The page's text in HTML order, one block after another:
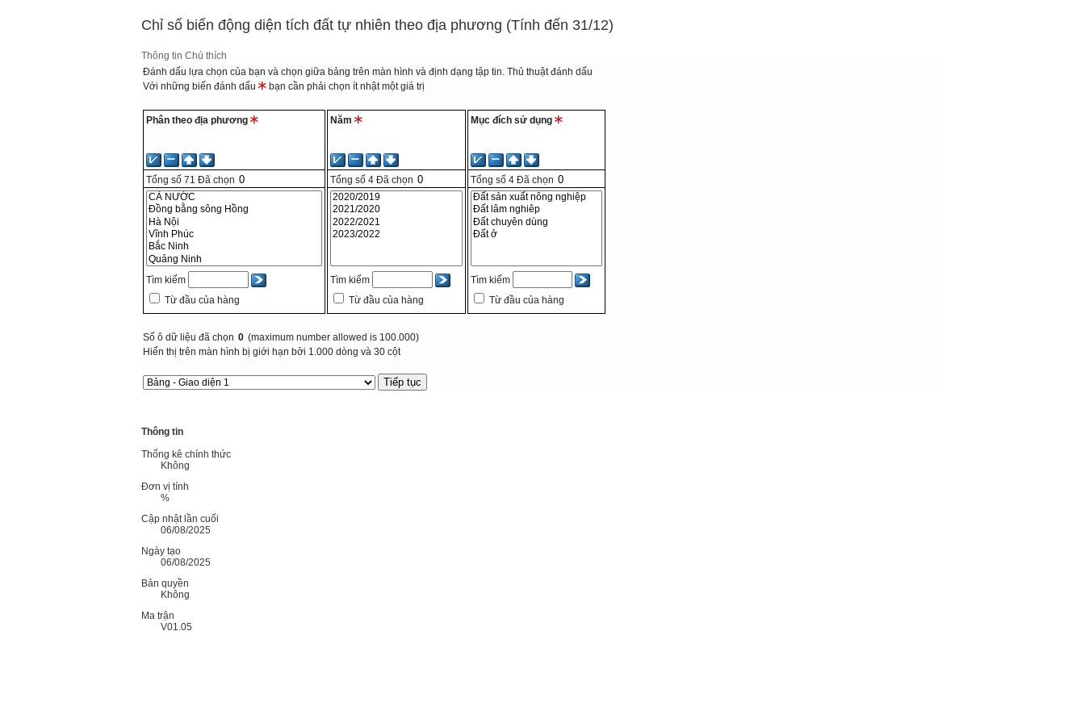
Chỉ số biến động diện tích đất tự nhiên theo địa phương (Tính đến 31/12)
Thông tin Chú thích
Đánh dấu lựa chọn của bạn và chọn giữa bảng trên màn hình và định dạng tập tin.Thủ thuật đánh dấu
Với những biến đánh dấu
bạn cần phải chọn ít nhật một giá trị
Phân theo địa phương
Tổng số 71 Đã chọn
Tìm kiếm
Từ đầu của hàng
Năm
Tổng số 4 Đã chọn
Tìm kiếm
Từ đầu của hàng
Mục đích sử dụng
Tổng số 4 Đã chọn
Tìm kiếm
Từ đầu của hàng
Số ô dữ liệu đã chọn 0 (maximum number allowed is 100.000)
Hiển thị trên màn hình bị giới hạn bởi 1.000 dòng và 30 cột
Thông tin
Thống kê chính thức
Không
Đơn vị tính
%
Cập nhật lần cuối
06/08/2025
Ngày tạo
06/08/2025
Bản quyền
Không
Ma trận
V01.05